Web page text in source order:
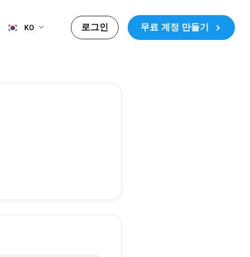
KO 로그인 무료 계정 만들기